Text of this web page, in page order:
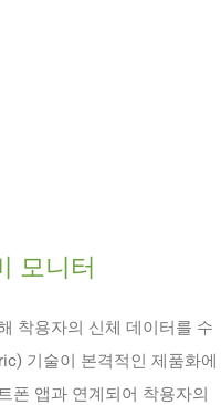
모니터
착용자의 신체 데이터를 수
기술이 본격적인 제품화에
폰 앱과 연계되어 착용자의